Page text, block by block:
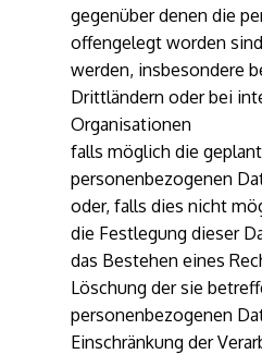
gegenüber denen die
offengelegt worden
werden, insbesondere
Drittländern oder bei
Organisationen
falls möglich die
personenbezogenen
oder, falls dies nicht
die Festlegung dieser
das Bestehen eines
Löschung der sie
personenbezogenen
Einschränkung der